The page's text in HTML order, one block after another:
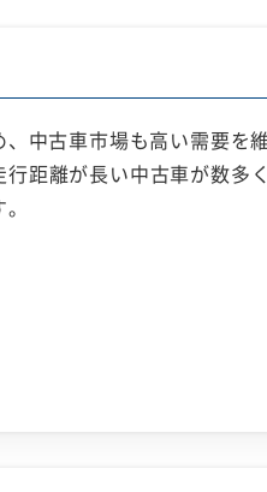
中古車市場も高い需要を
距離が長い中古車が数多